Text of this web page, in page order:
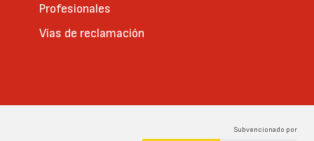
Profesionales
Vías de reclamación
Subvencionado por